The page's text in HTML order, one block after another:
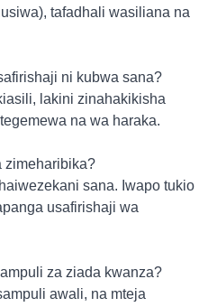
tafadhali wasiliana na
ni kubwa sana?
lakini zinahakikisha
na wa haraka.
zimeharibika?
sana. Iwapo tukio
usafirishaji wa
za ziada kwanza?
awali, na mteja